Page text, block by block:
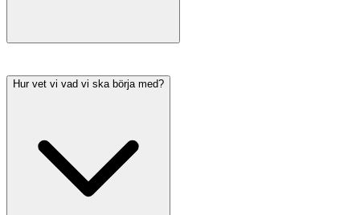
Hur vet vi vad vi ska börja med?